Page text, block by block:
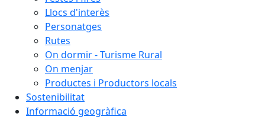
Llocs d'interès
Personatges
Rutes
On dormir - Turisme Rural
On menjar
Productes i Productors locals
Sostenibilitat
Informació geogràfica